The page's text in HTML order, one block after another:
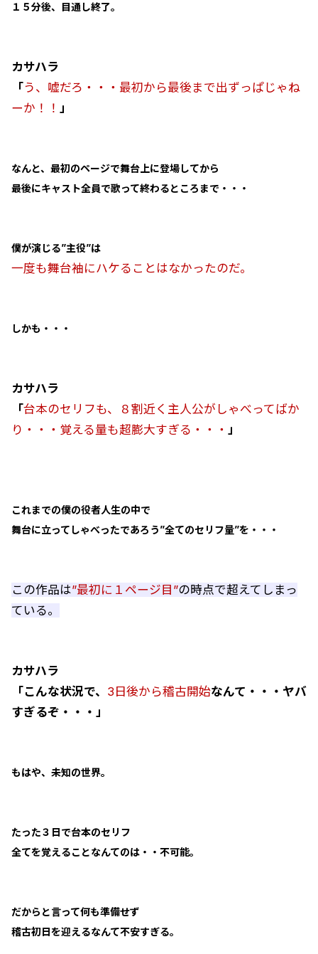
１５分後、目通し終了。
カサハラ
「う、嘘だろ・・・最初から最後まで出ずっぱじゃね
ーか！！ 」
なんと、最初のページで舞台上に登場してから
最後にキャスト全員で歌って終わるところまで・・・
僕が演じる”主役”は
一度も舞台袖にハケることはなかったのだ。
しかも・・・
カサハラ
「台本のセリフも、８割近く主人公がしゃべってばか
り・・・覚える量も超膨大すぎる・・・ 」
これまでの僕の役者人生の中で
舞台に立ってしゃべったであろう”全てのセリフ量”を・・・
この作品は”最初に１ページ目”の時点で超えてしまっ
ている。
カサハラ
「こんな状況で、 3日後から稽古開始なんて・・・ヤバ
すぎるぞ・・・」
もはや、未知の世界。
たった３日で台本のセリフ
全てを覚えることなんてのは・・不可能。
だからと言って何も準備せず
稽古初日を迎えるなんて不安すぎる。